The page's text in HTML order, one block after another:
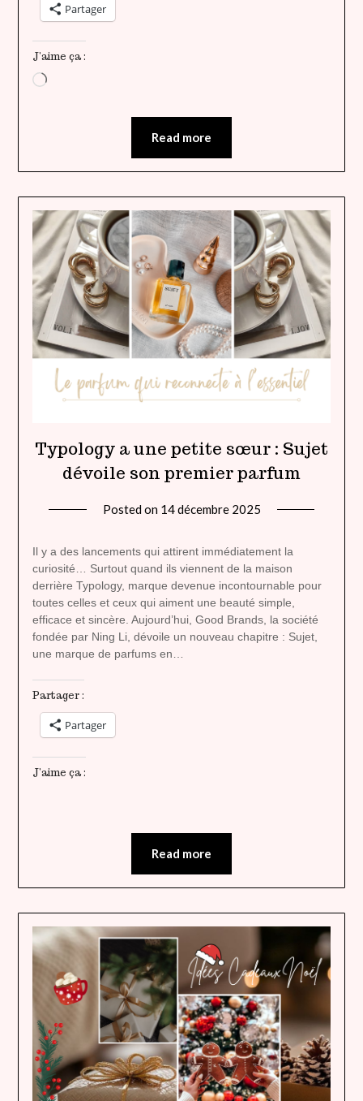
Partager
J’aime ça :
Chargement…
Read more
Typology a une petite sœur : Sujet
dévoile son premier parfum
Posted on 14 décembre 2025
heavenly
Il y a des lancements qui attirent immédiatement la
curiosité… Surtout quand ils viennent de la maison
derrière Typology, marque devenue incontournable pour
toutes celles et ceux qui aiment une beauté simple,
efficace et sincère. Aujourd’hui, Good Brands, la société
fondée par Ning Li, dévoile un nouveau chapitre : Sujet,
une marque de parfums en…
Partager :
Partager
J’aime ça :
Read more